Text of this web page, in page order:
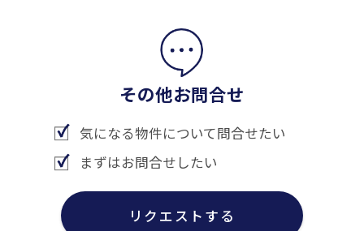
その他お問合せ
気になる物件について問合せたい
まずはお問合せしたい
リクエストする